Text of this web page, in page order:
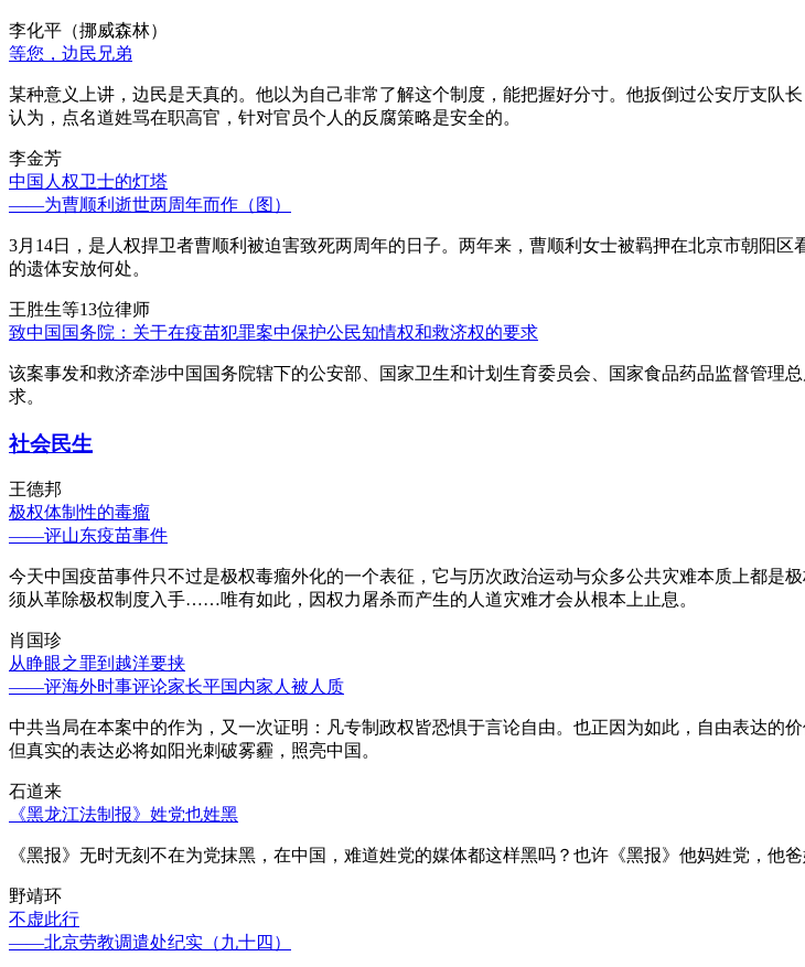
李化平（挪威森林）
等您，边民兄弟
某种意义上讲，边民是天真的。他以为自己非常了解这个制度，能把握好分寸。他扳倒过公安厅支队
认为，点名道姓骂在职高官，针对官员个人的反腐策略是安全的。
李金芳
中国人权卫士的灯塔
——为曹顺利逝世两周年而作（图）
3月14日，是人权捍卫者曹顺利被迫害致死两周年的日子。两年来，曹顺利女士被羁押在北京市朝阳
的遗体安放何处。
王胜生等13位律师
致中国国务院：关于在疫苗犯罪案中保护公民知情权和救济权的要求
该案事发和救济牵涉中国国务院辖下的公安部、国家卫生和计划生育委员会、国家食品药品监督管理
求。
社会民生
王德邦
极权体制性的毒瘤
——评山东疫苗事件
今天中国疫苗事件只不过是极权毒瘤外化的一个表征，它与历次政治运动与众多公共灾难本质上都是
须从革除极权制度入手……唯有如此，因权力屠杀而产生的人道灾难才会从根本上止息。
肖国珍
从睁眼之罪到越洋要挟
——评海外时事评论家长平国内家人被人质
中共当局在本案中的作为，又一次证明：凡专制政权皆恐惧于言论自由。也正因为如此，自由表达的
但真实的表达必将如阳光刺破雾霾，照亮中国。
石道来
《黑龙江法制报》姓党也姓黑
《黑报》无时无刻不在为党抹黑，在中国，难道姓党的媒体都这样黑吗？也许《黑报》他妈姓党，他爸
野靖环
不虚此行
——北京劳教调遣处纪实（九十四）